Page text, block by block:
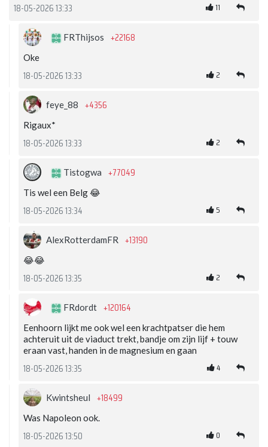
18-05-2026 13:33 11
FRThijsos +22168
Oke
18-05-2026 13:33 2
feye_88 +4356
Rigaux*
18-05-2026 13:33 2
Tistogwa +77049
Tis wel een Belg 😂
18-05-2026 13:34 5
AlexRotterdamFR +13190
😂😂
18-05-2026 13:35 2
FRdordt +120164
Eenhoorn lijkt me ook wel een krachtpatser die hem
achteruit uit de viaduct trekt, bandje om zijn lijf + touw
eraan vast, handen in de magnesium en gaan
18-05-2026 13:35 4
Kwintsheul +18499
Was Napoleon ook.
18-05-2026 13:50 0